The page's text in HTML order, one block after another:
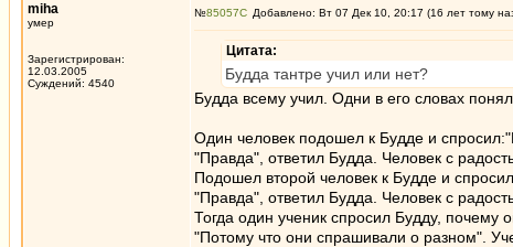
miha
умер
Зарегистрирован:
12.03.2005
Суждений: 4540
№85057 Добавлено: Вт 07 Дек 10, 20:17 (16 лет тому
Цитата:
Будда тантре учил или нет?
Будда всему учил. Одни в его словах
Один человек подошел к Будде и
"Правда", ответил Будда. Человек с
Подошел второй человек к Будде и
"Правда", ответил Будда. Человек с
Тогда один ученик спросил Будду, почему
"Потому что они спрашивали о разном".